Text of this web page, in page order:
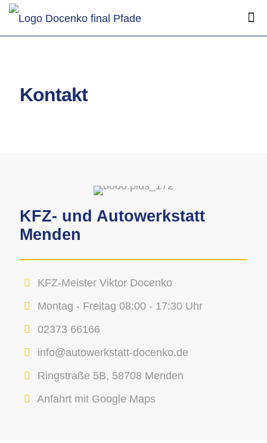
Kontakt
KFZ- und Autowerkstatt
Menden
KFZ-Meister Viktor Docenko
Montag - Freitag 08:00 - 17:30 Uhr
02373 66166
info@autowerkstatt-docenko.de
Ringstraße 5B, 58708 Menden
Anfahrt mit Google Maps